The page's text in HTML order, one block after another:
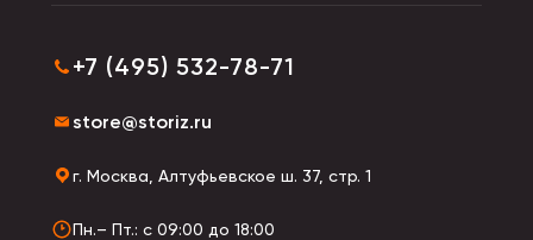
+7 (495) 532-78-71
store@storiz.ru
г. Москва, Алтуфьевское ш. 37, стр. 1
Пн.– Пт.: с 09:00 до 18:00